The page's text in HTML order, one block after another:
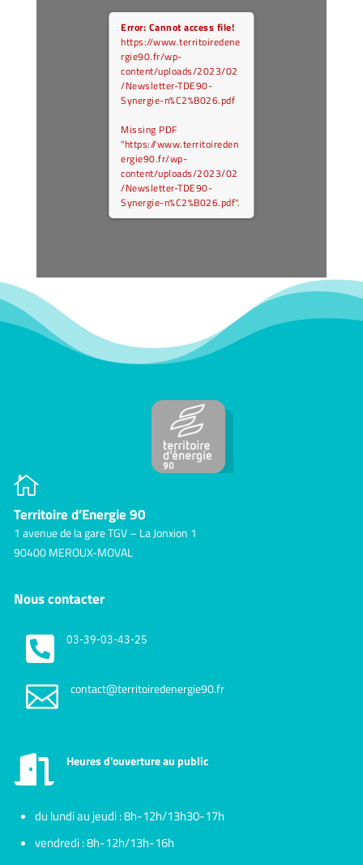
Error: Cannot access file!
https://www.territoiredene
rgie90.fr/wp-
content/uploads/2023/02
/Newsletter-TDE90-
Synergie-n%C2%B026.pdf
Missing PDF
"https://www.territoireden
ergie90.fr/wp-
content/uploads/2023/02
/Newsletter-TDE90-
Synergie-n%C2%B026.pdf".

Territoire d’Energie 90
1 avenue de la gare TGV – La Jonxion 1
90400 MEROUX-MOVAL
Nous contacter
 03-39-03-43-25
 contact@territoiredenergie90.fr
 Heures d'ouverture au public
du lundi au jeudi : 8h-12h/13h30-17h
vendredi : 8h-12h/13h-16h